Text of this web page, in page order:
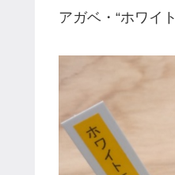
アガベ・“ホワイ